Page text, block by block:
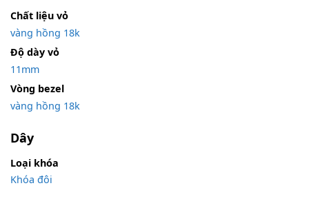
Chất liệu vỏ
vàng hồng 18k
Độ dày vỏ
11mm
Vòng bezel
vàng hồng 18k
Dây
Loại khóa
Khóa đôi